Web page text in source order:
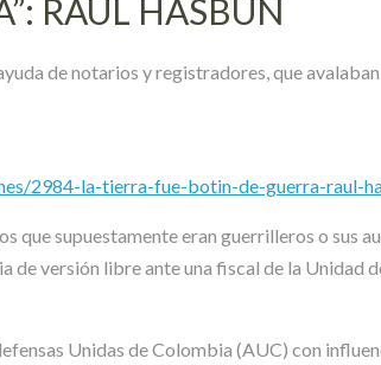
RAÚL HASBÚN
de notarios y registradores, que
2984-la-tierra-fue-botin-de-guerra-raul-
que supuestamente eran guerrilleros o sus
de versión libre ante una fiscal de la Unidad
Unidas de Colombia (AUC) con